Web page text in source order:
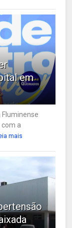
em
Fluminense
a
mais